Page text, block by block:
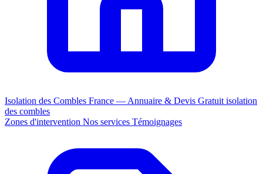
Isolation des Combles France — Annuaire & Devis Gratuit isolation
des combles
Zones d'intervention Nos services Témoignages